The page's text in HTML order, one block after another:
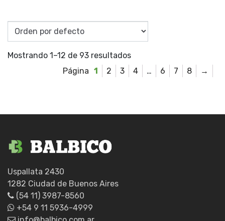
Mostrando 1–12 de 93 resultados
1
2 3 4 … 6 7 8 →
Uspallata 2430
1282 Ciudad de Buenos Aires
(54 11) 3987-8560
+54 9 11 5936-4999